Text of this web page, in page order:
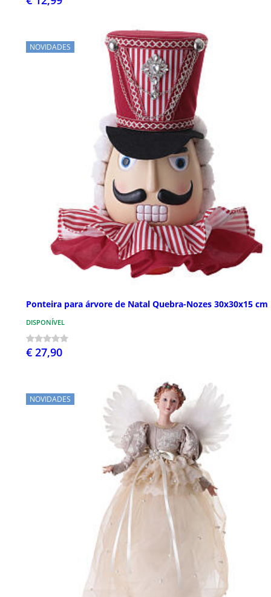
NOVIDADES
Ponteira para árvore de Natal Quebra-Nozes 30x30x15 cm
DISPONÍVEL
€ 27,90
NOVIDADES